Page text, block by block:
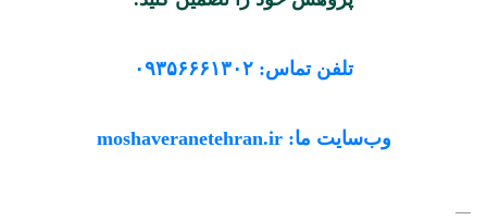
تلفن تماس: ۰۹۳۵۶۶۶۱۳۰۲
وب‌سایت ما: moshaveranetehran.ir
—